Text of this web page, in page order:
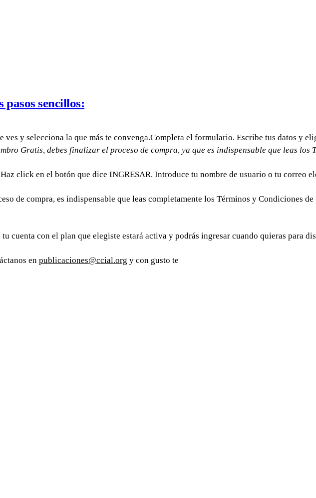
pasos sencillos:
ves y selecciona la que más te convenga.Completa el formulario. Escribe tus datos y
Gratis, debes finalizar el proceso de compra, ya que es indispensable que leas los
click en el botón que dice INGRESAR. Introduce tu nombre de usuario o tu correo
de compra, es indispensable que leas completamente los Términos y Condiciones
cuenta con el plan que elegiste estará activa y podrás ingresar cuando quieras para
enpublicaciones@ccial.org y con gusto te